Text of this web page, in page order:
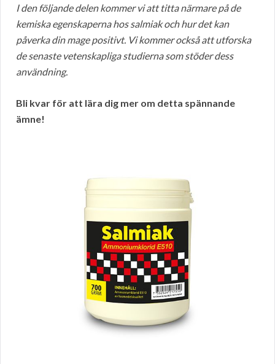
I den följande delen kommer vi att titta närmare på de
kemiska egenskaperna hos salmiak och hur det kan
påverka din mage positivt. Vi kommer också att utforska
de senaste vetenskapliga studierna som stöder dess
användning.
Bli kvar för att lära dig mer om detta spännande
ämne!